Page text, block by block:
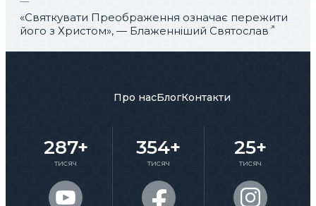
«Святкувати Преображення означає пережити
його з Христом», — Блаженніший Святослав
Про насБлогКонтакти
287+
тисяч
354+
тисяч
25+
тисяч